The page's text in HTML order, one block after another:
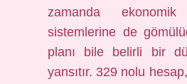
zamanda ekonomik
sistemlerine de
planı bile belirli bir
yansıtır. 329 nolu